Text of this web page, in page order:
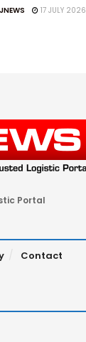
17 JULY 2026
Portal
Contact